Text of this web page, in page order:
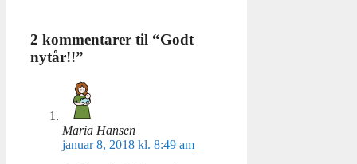
2 kommentarer til “Godt
nytår!!”
Maria Hansen
januar 8, 2018 kl. 8:49 am